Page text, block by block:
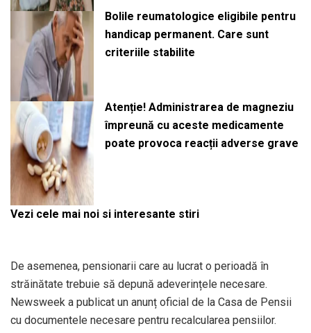
Bolile reumatologice eligibile pentru
handicap permanent. Care sunt
criteriile stabilite
Atenție! Administrarea de magneziu
împreună cu aceste medicamente
poate provoca reacții adverse grave
Vezi cele mai noi si interesante stiri
De asemenea, pensionarii care au lucrat o perioadă în
străinătate trebuie să depună adeverințele necesare.
Newsweek a publicat un anunț oficial de la Casa de Pensii
cu documentele necesare pentru recalcularea pensiilor.